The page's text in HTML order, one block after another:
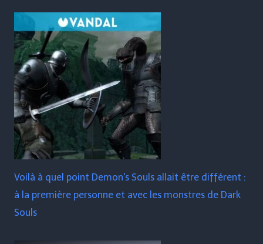
Voilà à quel point Demon's Souls allait être différent :
à la première personne et avec les monstres de Dark
Souls